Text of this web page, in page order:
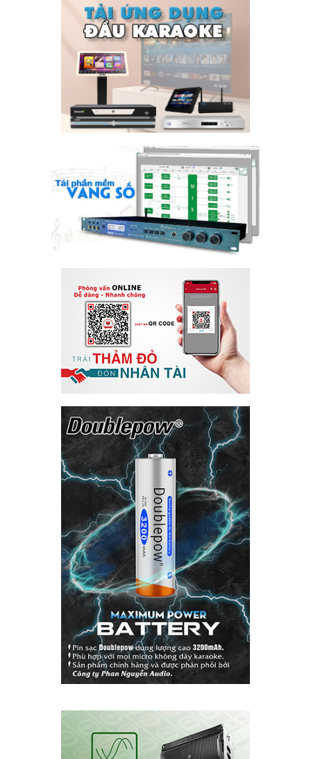
LOVE GARDEN BEER – Thi công hệ thống âm
thanh đẳng cấp.
Công ty Phan Nguyễn vinh dự được chủ đầu tư
chọn là nhà cung cấp...
read more
Tìm kiếm